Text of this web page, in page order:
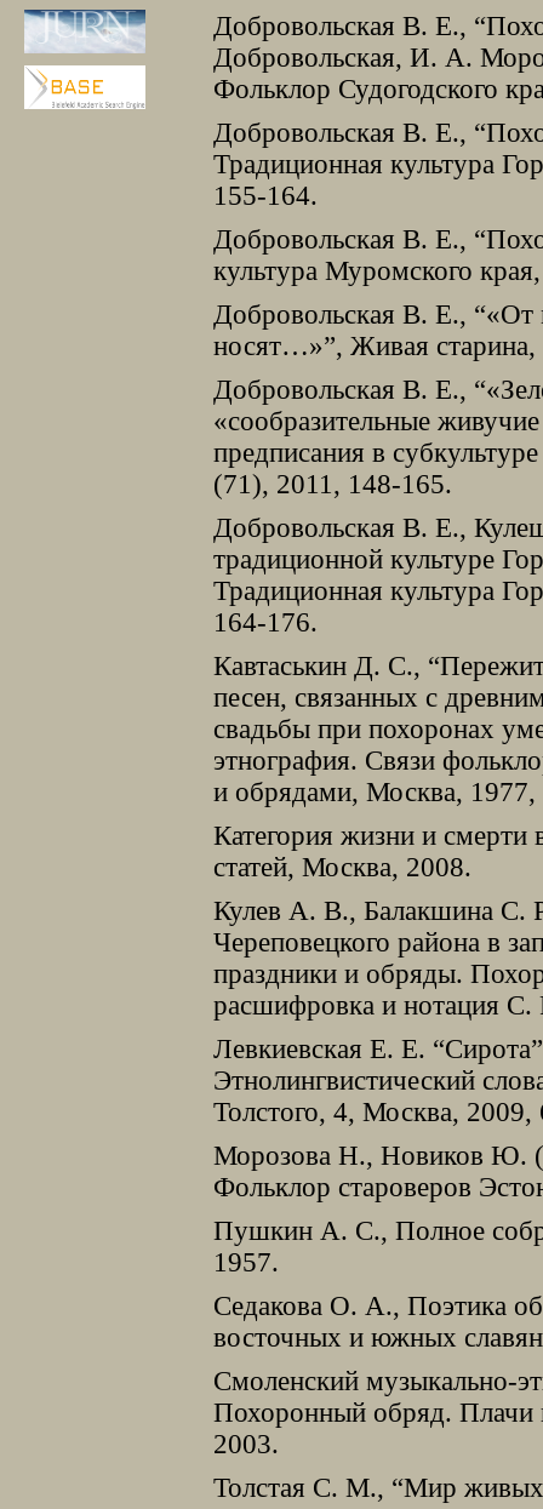
Добровольская В. Е.,
Добровольская, И. А.
Фольклор Судогодского
Добровольская В. Е.,
Традиционная культура
155-164.
Добровольская В. Е.,
культура Муромского
Добровольская В. Е., “«От
носят…»”, Живая
Добровольская В. Е.,
«сообразительные
предписания в
(71), 2011, 148-165.
Добровольская В. Е.,
традиционной культуре
Традиционная культура
164-176.
Кавтаськин Д. С.,
песен, связанных с
свадьбы при похоронах
этнография. Связи
и обрядами, Москва,
Категория жизни и смерти
статей, Москва, 2008.
Кулев А. В., Балакшина С.
Череповецкого района в
праздники и обряды.
расшифровка и нотация
Левкиевская Е. Е.
Этнолингвистический
Толстого, 4, Москва, 2009,
Морозова Н., Новиков Ю.
Фольклор староверов
Пушкин А. С., Полное
1957.
Седакова О. А., Поэтика
восточных и южных
Смоленский музыкально-
Похоронный обряд. Плачи
2003.
Толстая С. М., “Мир